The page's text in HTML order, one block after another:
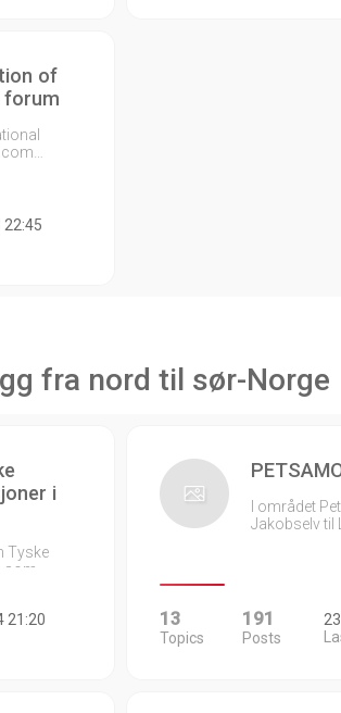
of
22:45
fra nord til sør-Norge
i
Tyske
21:20
I området
Jakobselv til
13
Topics
191
Posts